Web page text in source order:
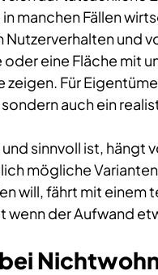
in manchen Fällen
und
eine Fläche mit
Für
auch ein
sinnvoll ist, hängt
mögliche
will, fährt mit
der Aufwand